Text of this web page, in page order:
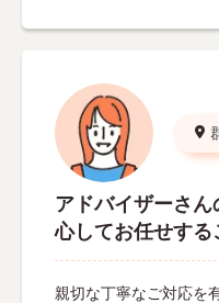
アドバイザーさ
心してお任せす
親切な丁寧なご対応を